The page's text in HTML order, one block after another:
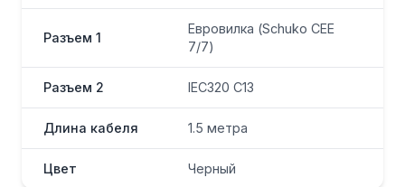
Разъем 1
Евровилка (Schuko CEE
7/7)
Разъем 2 IEC320 C13
Длина кабеля 1.5 метра
Цвет Черный